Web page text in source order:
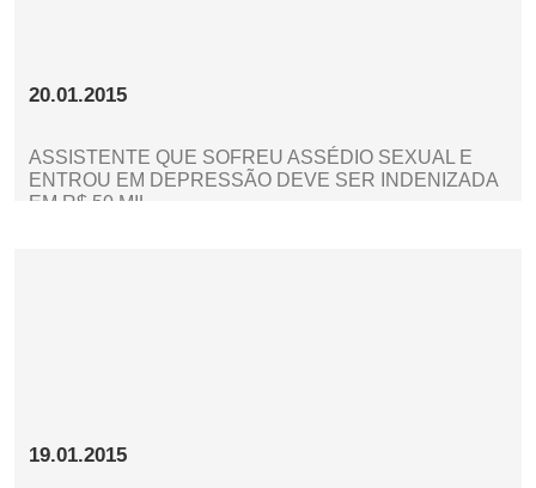
20.01.2015
ASSISTENTE QUE SOFREU ASSÉDIO SEXUAL E
ENTROU EM DEPRESSÃO DEVE SER INDENIZADA
EM R$ 50 MIL
19.01.2015